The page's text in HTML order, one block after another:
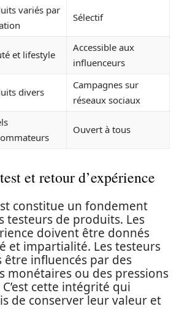
variés par
Sélectif
et lifestyle
Accessible aux
influenceurs
divers
Campagnes sur
réseaux sociaux
Ouvert à tous
et retour d’expérience
constitue un fondement
testeurs de produits. Les
doivent être donnés
et impartialité. Les testeurs
être influencés par des
monétaires ou des pressions
cette intégrité qui
de conserver leur valeur et